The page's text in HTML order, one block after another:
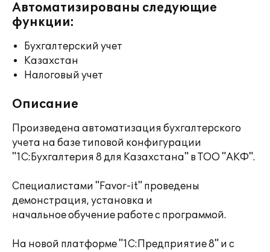
Автоматизированы следующие
функции:
Бухгалтерский учет
Казахстан
Налоговый учет
Описание
Произведена автоматизация бухгалтерского
учета на базе типовой конфигурации
"1С:Бухгалтерия 8 для Казахстана" в ТОО "АКФ".
Специалистами "Favor-it" проведены
демонстрация, установка и
начальное обучение работе с программой.
На новой платформе "1С:Предприятие 8" и с